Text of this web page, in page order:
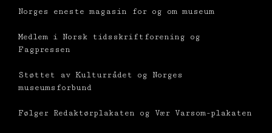
Norges eneste magasin for og om museum
Medlem i Norsk tidsskriftforening og
Fagpressen
Støttet av Kulturrådet og Norges
museumsforbund
Følger Redaktørplakaten og Vær Varsom-plakaten